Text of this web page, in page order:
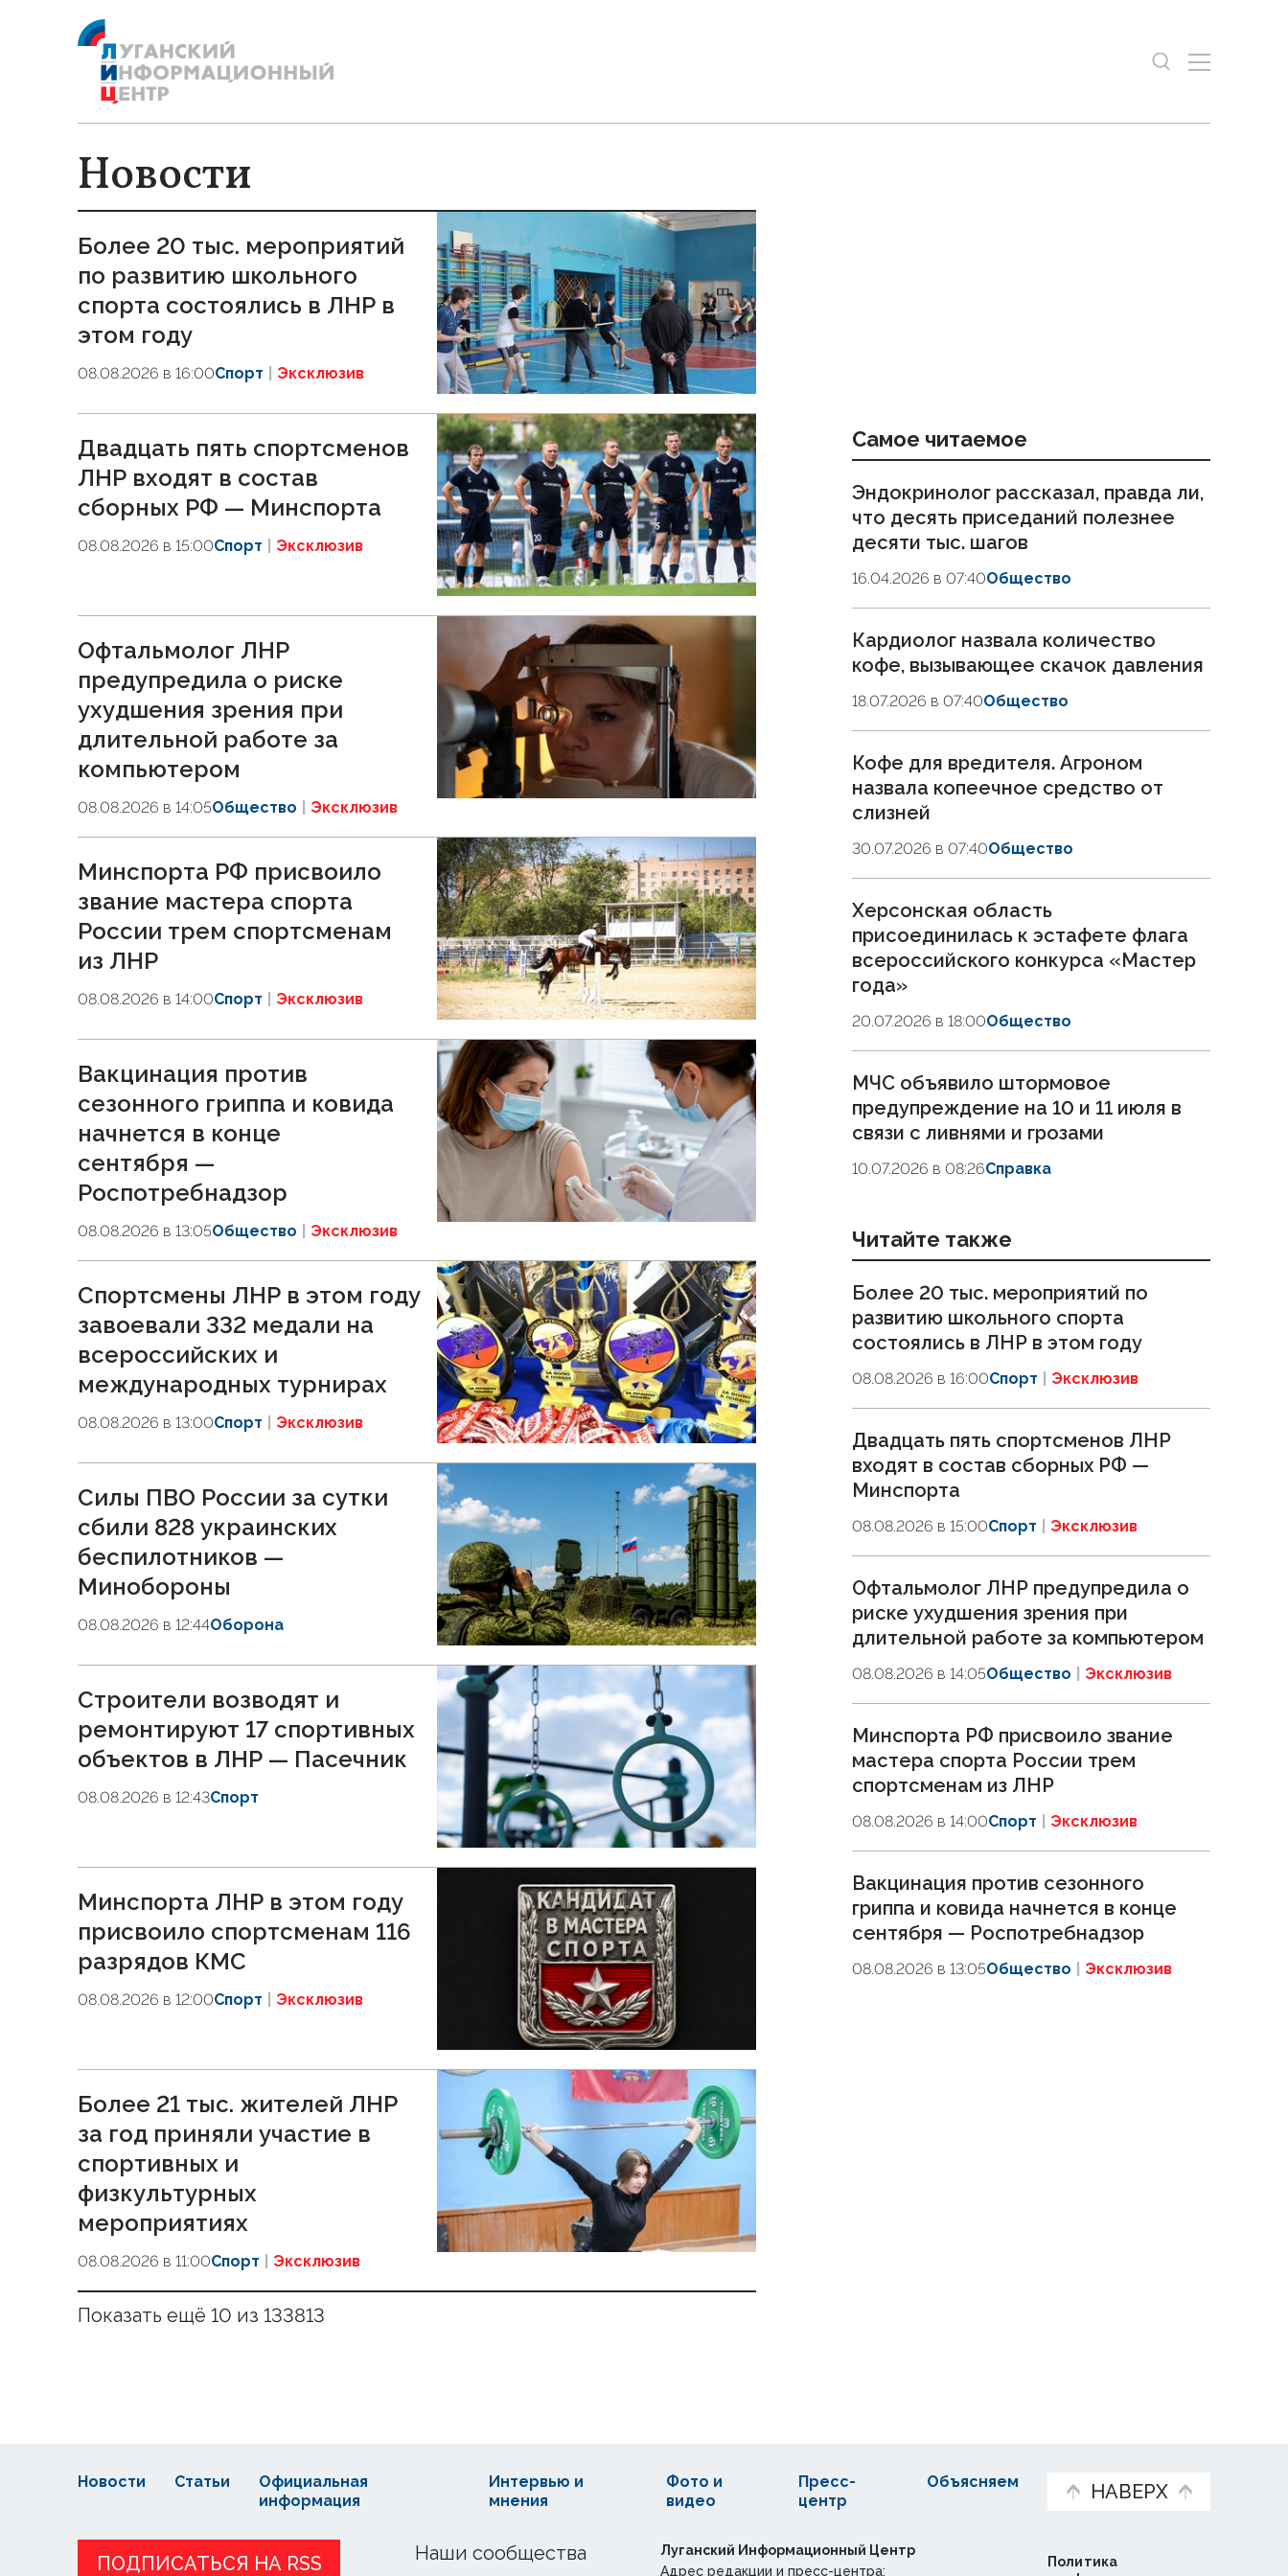
Новости
Более 20 тыс. мероприятий
по развитию школьного
спорта состоялись в ЛНР в
этом году
08.08.2026 в 16:00Спорт Эксклюзив
Двадцать пять спортсменов
ЛНР входят в состав
сборных РФ — Минспорта
08.08.2026 в 15:00Спорт Эксклюзив
Офтальмолог ЛНР
предупредила о риске
ухудшения зрения при
длительной работе за
компьютером
08.08.2026 в 14:05Общество Эксклюзив
Минспорта РФ присвоило
звание мастера спорта
России трем спортсменам
из ЛНР
08.08.2026 в 14:00Спорт Эксклюзив
Вакцинация против
сезонного гриппа и ковида
начнется в конце
сентября —
Роспотребнадзор
08.08.2026 в 13:05Общество Эксклюзив
Спортсмены ЛНР в этом году
завоевали 332 медали на
всероссийских и
международных турнирах
08.08.2026 в 13:00Спорт Эксклюзив
Силы ПВО России за сутки
сбили 828 украинских
беспилотников —
Минобороны
08.08.2026 в 12:44Оборона
Строители возводят и
ремонтируют 17 спортивных
объектов в ЛНР — Пасечник
08.08.2026 в 12:43Спорт
Минспорта ЛНР в этом году
присвоило спортсменам 116
разрядов КМС
08.08.2026 в 12:00Спорт Эксклюзив
Более 21 тыс. жителей ЛНР
за год приняли участие в
спортивных и
физкультурных
мероприятиях
08.08.2026 в 11:00Спорт Эксклюзив
Показать ещё 10 из 133813
Самое читаемое
Эндокринолог рассказал, правда ли,
что десять приседаний полезнее
десяти тыс. шагов
16.04.2026 в 07:40Общество
Кардиолог назвала количество
кофе, вызывающее скачок давления
18.07.2026 в 07:40Общество
Кофе для вредителя. Агроном
назвала копеечное средство от
слизней
30.07.2026 в 07:40Общество
Херсонская область
присоединилась к эстафете флага
всероссийского конкурса «Мастер
года»
20.07.2026 в 18:00Общество
МЧС объявило штормовое
предупреждение на 10 и 11 июля в
связи с ливнями и грозами
10.07.2026 в 08:26Справка
Читайте также
Более 20 тыс. мероприятий по
развитию школьного спорта
состоялись в ЛНР в этом году
08.08.2026 в 16:00Спорт Эксклюзив
Двадцать пять спортсменов ЛНР
входят в состав сборных РФ —
Минспорта
08.08.2026 в 15:00Спорт Эксклюзив
Офтальмолог ЛНР предупредила о
риске ухудшения зрения при
длительной работе за компьютером
08.08.2026 в 14:05Общество Эксклюзив
Минспорта РФ присвоило звание
мастера спорта России трем
спортсменам из ЛНР
08.08.2026 в 14:00Спорт Эксклюзив
Вакцинация против сезонного
гриппа и ковида начнется в конце
сентября — Роспотребнадзор
08.08.2026 в 13:05Общество Эксклюзив
НАВЕРХ
Наши сообщества
ПОДПИСАТЬСЯ НА RSS
Новости Статьи
Официальная
информация
Интервью и
мнения
Фото и
видео
Пресс-
центр
Объясняем
Политика
Луганский Информационный Центр
Адрес редакции и пресс-центра: